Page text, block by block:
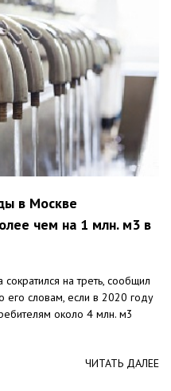
в Москве
чем на 1 млн. м3 в
на треть, сообщил
его словам, если в 2020 году
около 4 млн. м3
ЧИТАТЬ ДАЛЕЕ